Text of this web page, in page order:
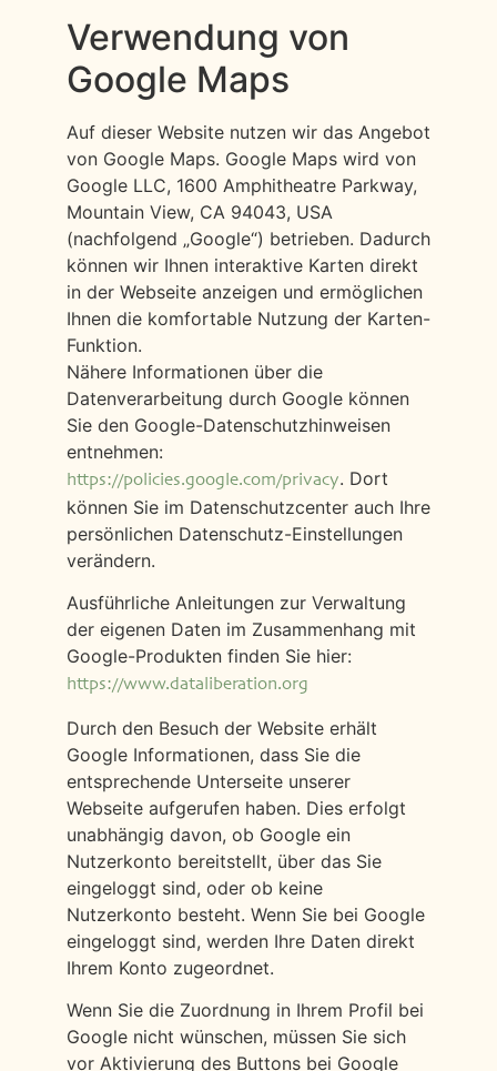
Verwendung von
Google Maps
Auf dieser Website nutzen wir das Angebot
von Google Maps. Google Maps wird von
Google LLC, 1600 Amphitheatre Parkway,
Mountain View, CA 94043, USA
(nachfolgend „Google“) betrieben. Dadurch
können wir Ihnen interaktive Karten direkt
in der Webseite anzeigen und ermöglichen
Ihnen die komfortable Nutzung der Karten-
Funktion.
Nähere Informationen über die
Datenverarbeitung durch Google können
Sie den Google-Datenschutzhinweisen
entnehmen:
https://policies.google.com/privacy. Dort
können Sie im Datenschutzcenter auch Ihre
persönlichen Datenschutz-Einstellungen
verändern.
Ausführliche Anleitungen zur Verwaltung
der eigenen Daten im Zusammenhang mit
Google-Produkten finden Sie hier:
https://www.dataliberation.org
Durch den Besuch der Website erhält
Google Informationen, dass Sie die
entsprechende Unterseite unserer
Webseite aufgerufen haben. Dies erfolgt
unabhängig davon, ob Google ein
Nutzerkonto bereitstellt, über das Sie
eingeloggt sind, oder ob keine
Nutzerkonto besteht. Wenn Sie bei Google
eingeloggt sind, werden Ihre Daten direkt
Ihrem Konto zugeordnet.
Wenn Sie die Zuordnung in Ihrem Profil bei
Google nicht wünschen, müssen Sie sich
vor Aktivierung des Buttons bei Google